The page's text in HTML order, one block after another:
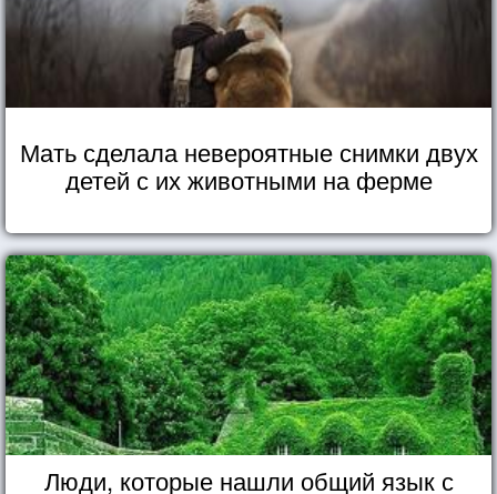
Мать сделала невероятные снимки двух
детей с их животными на ферме
Люди, которые нашли общий язык с